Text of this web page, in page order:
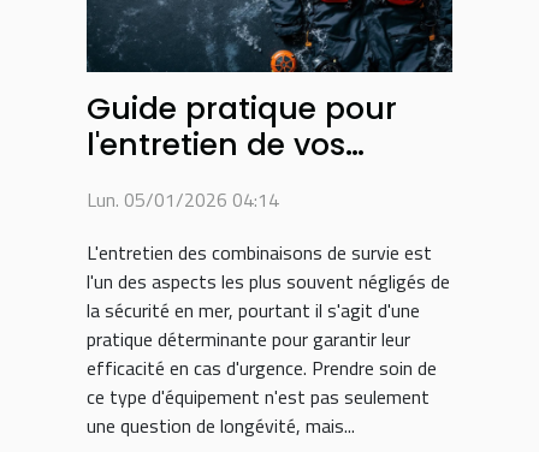
Guide pratique pour
l'entretien de vos
Lun. 05/01/2026 04:14
L'entretien des combinaisons de survie est
l'un des aspects les plus souvent négligés de
la sécurité en mer, pourtant il s'agit d'une
pratique déterminante pour garantir leur
efficacité en cas d'urgence. Prendre soin de
ce type d'équipement n'est pas seulement
une question de longévité, mais...